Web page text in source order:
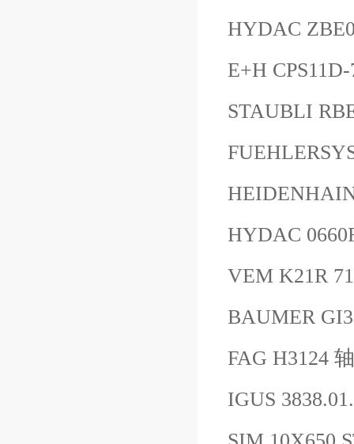
HYDAC
E+H
STAUBLI
HYDAC
VEM K21R
BAUMER
FAG H3124
IGUS